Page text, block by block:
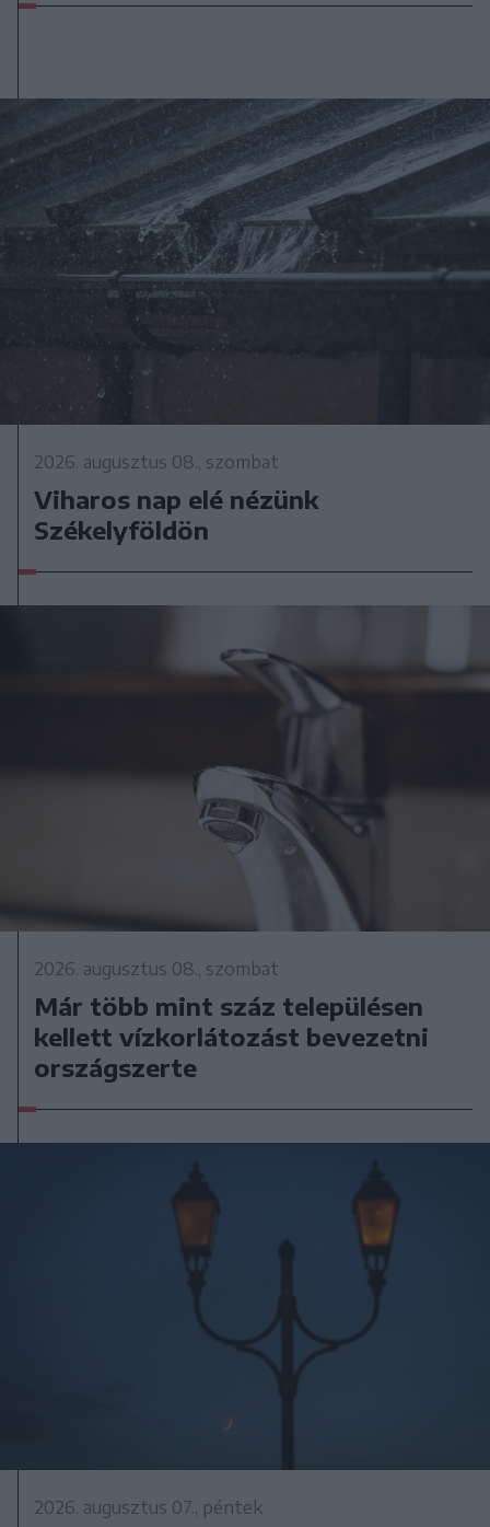
2026. augusztus 08., szombat
Viharos nap elé nézünk
Székelyföldön
2026. augusztus 08., szombat
Már több mint száz településen
kellett vízkorlátozást bevezetni
országszerte
2026. augusztus 07., péntek